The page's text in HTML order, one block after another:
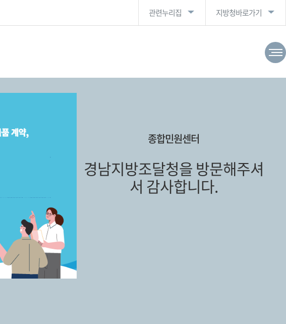
관련누리집 지방청바로가기
종합민원센터
경남지방조달청을 방문해주셔
서 감사합니다.